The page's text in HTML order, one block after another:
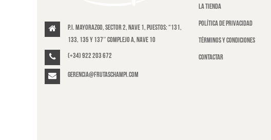
P.I. Mayorazgo, Sector 2, Nave 1, puestos: “131,
133, 135 y 137″ Complejo A, Nave 10
(+34) 922 203 672
gerencia@frutaschampi.com
La tienda
Política de privacidad
Términos y condiciones
Contactar